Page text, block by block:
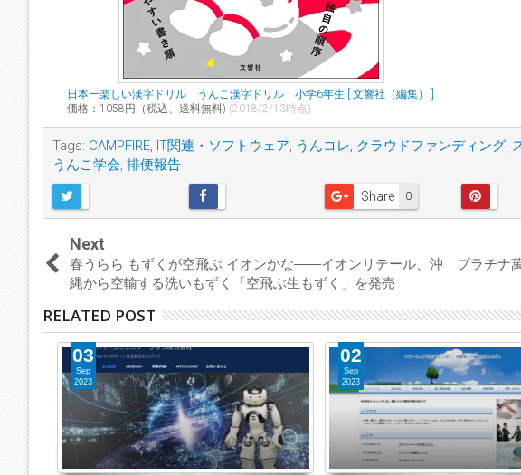
日本一楽しい漢字ドリル うんこ漢字ドリル 小学6年生 [ 文響社（編集） ]
価格：1058円（税込、送料無料) (2018/2/13時点)
Tags: CAMPFIRE, IT関連・ソフトウェア, うんコレ, クラウドファンディング,
うんこ学会, 排便報告
0
Share
Next
春うらら もずくが空飛ぶ イオンかな――イオンリテール、沖
縄から空輸する洗いもずく「空飛ぶ生もずく」を発売
プラチナ
RELATED POST
03
Sep
2023
02
Sep
2023